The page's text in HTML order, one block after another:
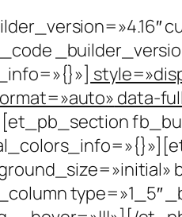
data-
type=»1_5″